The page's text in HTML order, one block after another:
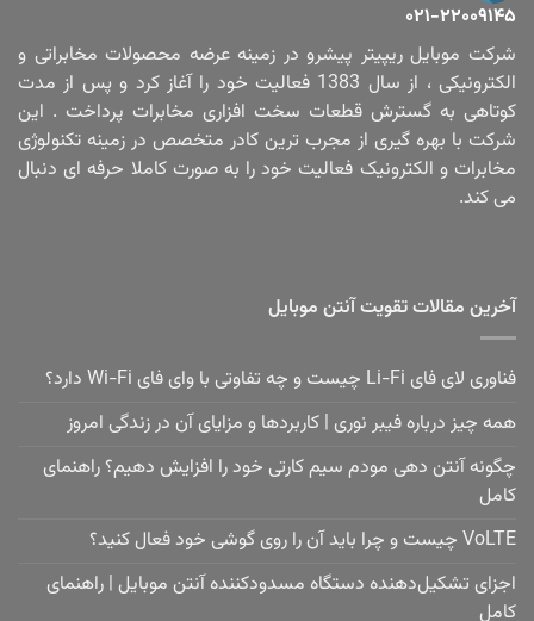
۰۲۱-۲۲۰۰۹۱۴۵
شرکت موبایل ریپیتر پیشرو در زمینه عرضه محصولات مخابراتی و
الکترونیکی ، از سال 1383 فعالیت خود را آغاز کرد و پس از مدت
کوتاهی به گسترش قطعات سخت افزاری مخابرات پرداخت . این
شرکت با بهره گیری از مجرب ترین کادر متخصص در زمینه تکنولوژی
مخابرات و الکترونیک فعالیت خود را به صورت کاملا حرفه ای دنبال
می کند.
آخرین مقالات تقویت آنتن موبایل
فناوری لای فای Li-Fi چیست و چه تفاوتی با وای فای Wi-Fi دارد؟
همه چیز درباره فیبر نوری | کاربردها و مزایای آن در زندگی امروز
چگونه آنتن دهی مودم سیم کارتی خود را افزایش دهیم؟ راهنمای
کامل
VoLTE چیست و چرا باید آن را روی گوشی خود فعال کنید؟
اجزای تشکیل‌دهنده دستگاه مسدودکننده آنتن موبایل | راهنمای
کامل